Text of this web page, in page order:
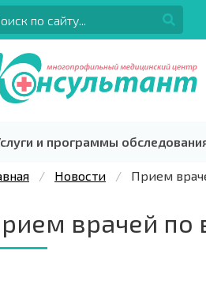
и программы
Новости Прием
врачей по